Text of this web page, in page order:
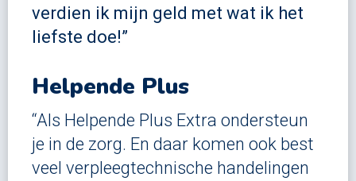
verdien ik mijn geld met wat ik het
liefste doe!”
Helpende Plus
“Als Helpende Plus Extra ondersteun
je in de zorg. En daar komen ook best
veel verpleegtechnische handelingen